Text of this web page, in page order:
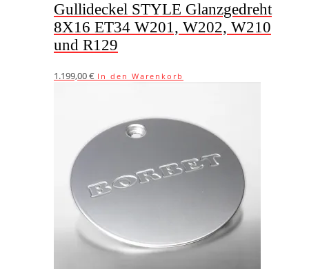
Gullideckel STYLE Glanzgedreht
8X16 ET34 W201, W202, W210
und R129
1.199,00€ In den Warenkorb